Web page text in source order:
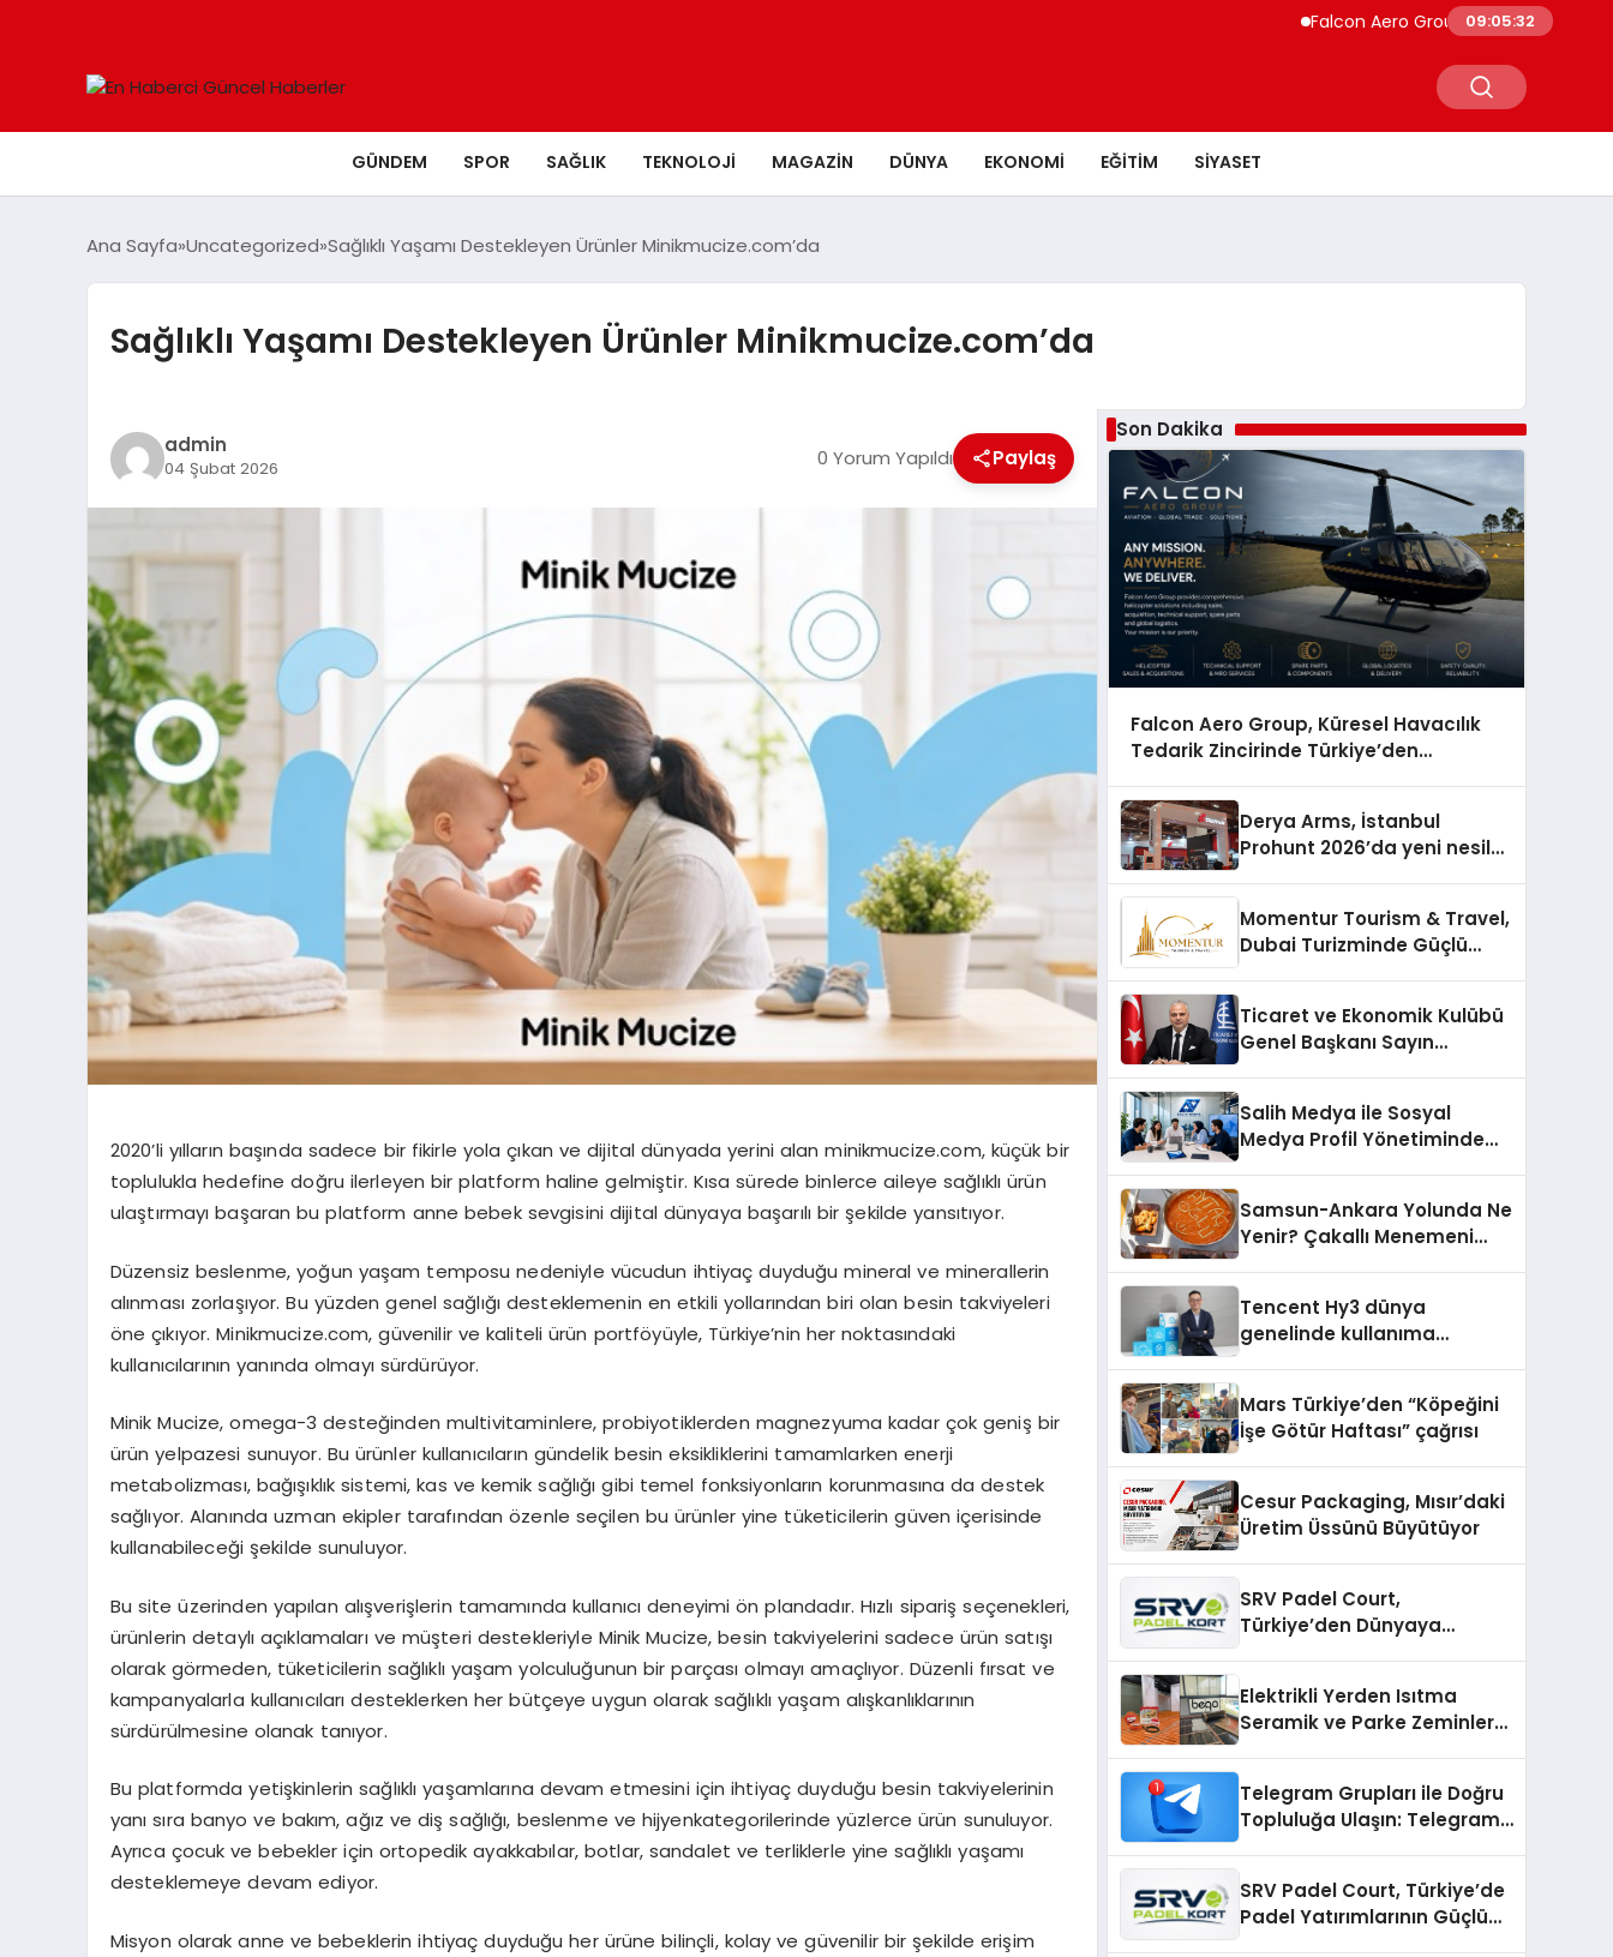
Falcon Aero Group, Küresel Havacılık
09:05:33
GÜNDEM SPOR SAĞLIK TEKNOLOJI MAGAZIN DÜNYA EKONOMI EĞITIM SIYASET
Ana Sayfa Uncategorized Sağlıklı Yaşamı Destekleyen Ürünler Minikmucize.com’da
Sağlıklı Yaşamı Destekleyen Ürünler Minikmucize.com’da
admin
04 Şubat 2026 0 Yorum Yapıldı Paylaş
2020’li yılların başında sadece bir fikirle yola çıkan ve dijital dünyada yerini alan minikmucize.com, küçük bir
toplulukla hedefine doğru ilerleyen bir platform haline gelmiştir. Kısa sürede binlerce aileye sağlıklı ürün
ulaştırmayı başaran bu platform anne bebek sevgisini dijital dünyaya başarılı bir şekilde yansıtıyor.
Düzensiz beslenme, yoğun yaşam temposu nedeniyle vücudun ihtiyaç duyduğu mineral ve minerallerin
alınması zorlaşıyor. Bu yüzden genel sağlığı desteklemenin en etkili yollarından biri olan besin takviyeleri
öne çıkıyor. Minikmucize.com, güvenilir ve kaliteli ürün portföyüyle, Türkiye’nin her noktasındaki
kullanıcılarının yanında olmayı sürdürüyor.
Minik Mucize, omega-3 desteğinden multivitaminlere,probiyotiklerden magnezyuma kadar çok geniş bir
ürün yelpazesi sunuyor. Bu ürünler kullanıcıların gündelik besin eksikliklerini tamamlarken enerji
metabolizması, bağışıklık sistemi, kas ve kemik sağlığı gibi temel fonksiyonların korunmasına da destek
sağlıyor. Alanında uzman ekipler tarafından özenle seçilen bu ürünler yine tüketicilerin güven içerisinde
kullanabileceği şekilde sunuluyor.
Bu site üzerinden yapılan alışverişlerin tamamında kullanıcı deneyimi ön plandadır. Hızlı sipariş seçenekleri,
ürünlerin detaylı açıklamaları ve müşteri destekleriyle Minik Mucize, besin takviyelerini sadece ürün satışı
olarak görmeden, tüketicilerin sağlıklı yaşam yolculuğunun bir parçası olmayı amaçlıyor. Düzenli fırsat ve
kampanyalarla kullanıcıları desteklerken her bütçeye uygun olarak sağlıklı yaşam alışkanlıklarının
sürdürülmesine olanak tanıyor.
Bu platformda yetişkinlerin sağlıklı yaşamlarına devam etmesini için ihtiyaç duyduğu besin takviyelerinin
yanı sıra banyo ve bakım, ağız ve diş sağlığı, beslenme ve hijyenkategorilerinde yüzlerce ürün sunuluyor.
Ayrıca çocuk ve bebekler için ortopedik ayakkabılar, botlar, sandalet ve terliklerle yine sağlıklı yaşamı
desteklemeye devam ediyor.
Misyon olarak anne ve bebeklerin ihtiyaç duyduğu her ürüne bilinçli, kolay ve güvenilir bir şekilde erişim
Son Dakika
Falcon Aero Group, Küresel Havacılık
Tedarik Zincirinde Türkiye’den
Derya Arms, İstanbul
Prohunt 2026’da yeni nesil
Momentur Tourism & Travel,
Dubai Turizminde Güçlü
Ticaret ve Ekonomik Kulübü
Genel Başkanı Sayın
şunları kaydetti:
Salih Medya ile Sosyal
Medya Profil Yönetiminde
Samsun-Ankara Yolunda Ne
Yenir? Çakallı Menemeni
Tencent Hy3 dünya
genelinde kullanıma
Mars Türkiye’den “Köpeğini
İşe Götür Haftası” çağrısı
Cesur Packaging, Mısır’daki
Üretim Üssünü Büyütüyor
SRV Padel Court,
Türkiye’den Dünyaya
Elektrikli Yerden Isıtma
Seramik ve Parke Zeminler
Telegram Grupları ile Doğru
Topluluğa Ulaşın: Telegram
SRV Padel Court, Türkiye’de
Padel Yatırımlarının Güçlü